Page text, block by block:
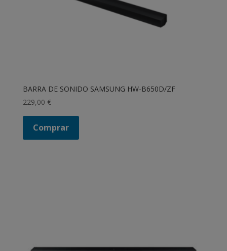
BARRA DE SONIDO SAMSUNG HW-B650D/ZF
229,00 €
Comprar